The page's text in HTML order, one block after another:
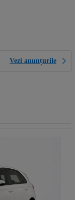
Vezi anunțurile